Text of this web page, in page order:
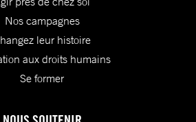
Nos campagnes
leur histoire
aux droits humains
Se former